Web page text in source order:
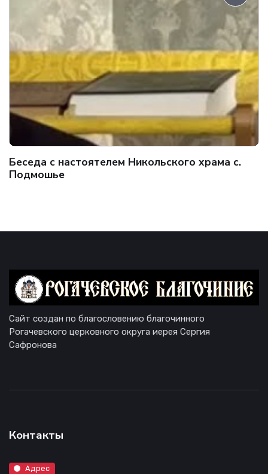
Беседа с настоятелем Никольского храма с.
Подмошье
Сайт создан по благословению благочинного
Рогачевского церковного округа иерея Сергия
Сафронова
Контакты
Адрес